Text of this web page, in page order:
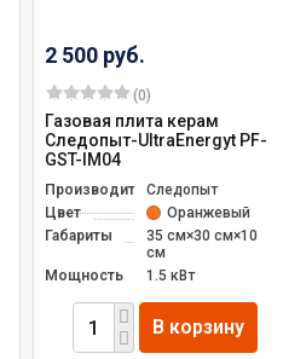
2 500 руб.
(0)
Газовая плита керам
Следопыт-UltraEnergyt PF-
GST-IM04
ПроизводительСледопыт
Цвет
Оранжевый
Габариты
35 см×30 см×10
см
Мощность
1.5 кВт
В корзину